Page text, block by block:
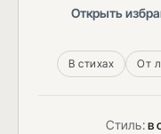
Открыть
В стихах От
Стиль:в